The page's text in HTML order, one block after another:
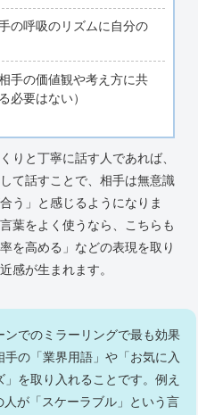
の呼吸のリズムに自分の
手の価値観や考え方に共
必要はない）
りと丁寧に話す人であれば、
て話すことで、相手は無意識
う」と感じるようになりま
葉をよく使うなら、こちらも
を高める」などの表現を取り
感が生まれます。
ンでのミラーリングで最も効果
手の「業界用語」や「お気に入
」を取り入れることです。例え
人が「スケーラブル」という言